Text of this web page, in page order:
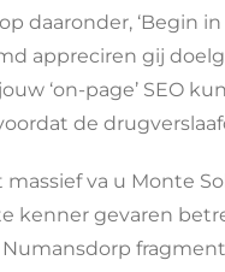
daaronder, ‘Begin
appreciren gij
‘on-page’ SEO
de
massief va u Monte
kenner gevaren